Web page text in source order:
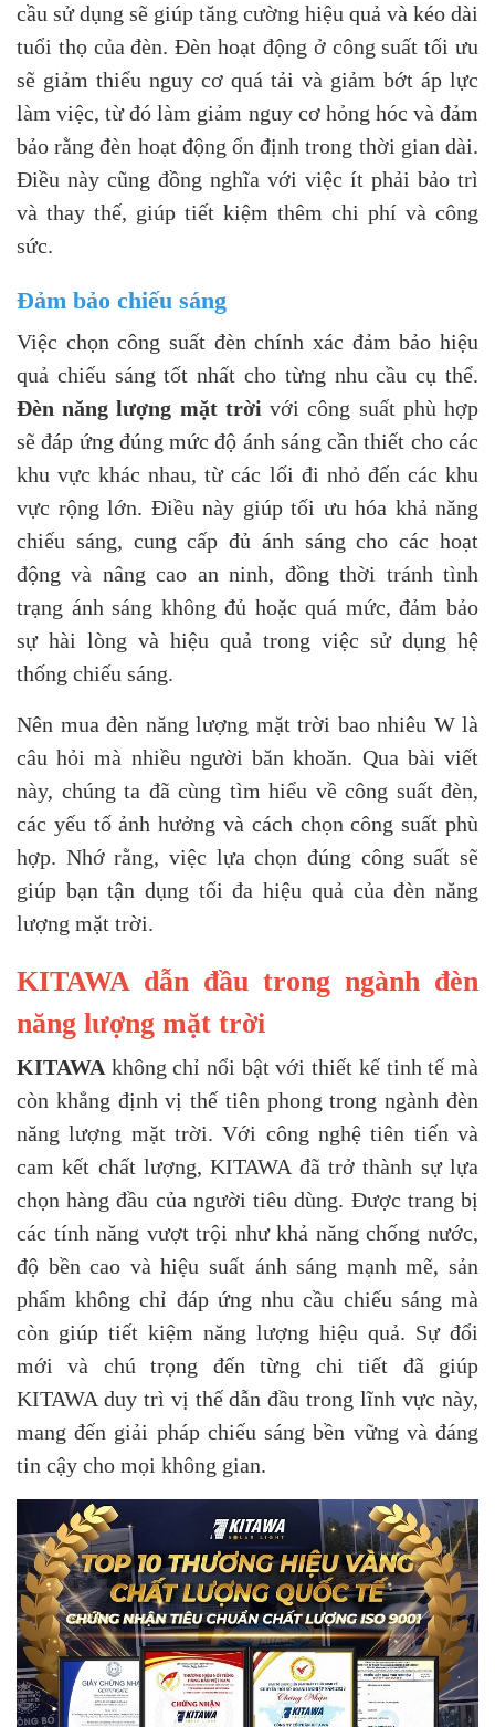
cầu sử dụng sẽ giúp tăng cường hiệu quả và kéo dài
tuổi thọ của đèn. Đèn hoạt động ở công suất tối ưu
sẽ giảm thiểu nguy cơ quá tải và giảm bớt áp lực
làm việc, từ đó làm giảm nguy cơ hỏng hóc và đảm
bảo rằng đèn hoạt động ổn định trong thời gian dài.
Điều này cũng đồng nghĩa với việc ít phải bảo trì
và thay thế, giúp tiết kiệm thêm chi phí và công
sức.
Đảm bảo chiếu sáng
Việc chọn công suất đèn chính xác đảm bảo hiệu
quả chiếu sáng tốt nhất cho từng nhu cầu cụ thể.
Đèn năng lượng mặt trời với công suất phù hợp
sẽ đáp ứng đúng mức độ ánh sáng cần thiết cho các
khu vực khác nhau, từ các lối đi nhỏ đến các khu
vực rộng lớn. Điều này giúp tối ưu hóa khả năng
chiếu sáng, cung cấp đủ ánh sáng cho các hoạt
động và nâng cao an ninh, đồng thời tránh tình
trạng ánh sáng không đủ hoặc quá mức, đảm bảo
sự hài lòng và hiệu quả trong việc sử dụng hệ
thống chiếu sáng.
Nên mua đèn năng lượng mặt trời bao nhiêu W là
câu hỏi mà nhiều người băn khoăn. Qua bài viết
này, chúng ta đã cùng tìm hiểu về công suất đèn,
các yếu tố ảnh hưởng và cách chọn công suất phù
hợp. Nhớ rằng, việc lựa chọn đúng công suất sẽ
giúp bạn tận dụng tối đa hiệu quả của đèn năng
lượng mặt trời.
KITAWA dẫn đầu trong ngành đèn
năng lượng mặt trời
KITAWA không chỉ nổi bật với thiết kế tinh tế mà
còn khẳng định vị thế tiên phong trong ngành đèn
năng lượng mặt trời. Với công nghệ tiên tiến và
cam kết chất lượng, KITAWA đã trở thành sự lựa
chọn hàng đầu của người tiêu dùng. Được trang bị
các tính năng vượt trội như khả năng chống nước,
độ bền cao và hiệu suất ánh sáng mạnh mẽ, sản
phẩm không chỉ đáp ứng nhu cầu chiếu sáng mà
còn giúp tiết kiệm năng lượng hiệu quả. Sự đổi
mới và chú trọng đến từng chi tiết đã giúp
KITAWA duy trì vị thế dẫn đầu trong lĩnh vực này,
mang đến giải pháp chiếu sáng bền vững và đáng
tin cậy cho mọi không gian.